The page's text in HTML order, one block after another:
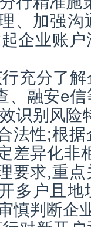
、加强
企业账
充分了
、融安e
识别风险
法性;根
差异化非
要求,重
多户且
慎判断企